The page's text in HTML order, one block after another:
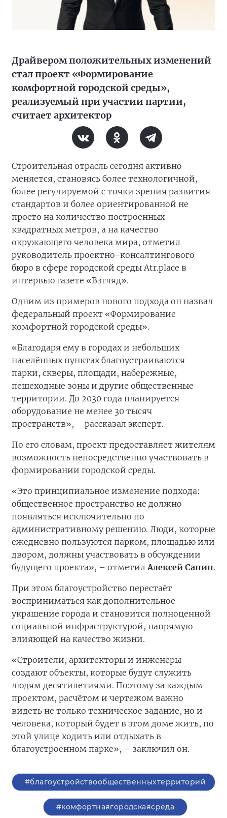
Драйвером положительных изменений
стал проект «Формирование
комфортной городской среды»,
реализуемый при участии партии,
считает архитектор
Строительная отрасль сегодня активно
меняется, становясь более технологичной,
более регулируемой с точки зрения развития
стандартов и более ориентированной не
просто на количество построенных
квадратных метров, а на качество
окружающего человека мира, отметил
руководитель проектно-консалтингового
бюро в сфере городской среды Atr.place в
интервью газете «Взгляд».
Одним из примеров нового подхода он назвал
федеральный проект «Формирование
комфортной городской среды».
«Благодаря ему в городах и небольших
населённых пунктах благоустраиваются
парки, скверы, площади, набережные,
пешеходные зоны и другие общественные
территории. До 2030 года планируется
оборудование не менее 30 тысяч
пространств», – рассказал эксперт.
По его словам, проект предоставляет жителям
возможность непосредственно участвовать в
формировании городской среды.
«Это принципиальное изменение подхода:
общественное пространство не должно
появляться исключительно по
административному решению. Люди, которые
ежедневно пользуются парком, площадью или
двором, должны участвовать в обсуждении
будущего проекта», – отметилАлексей Санин.
При этом благоустройство перестаёт
восприниматься как дополнительное
украшение города и становится полноценной
социальной инфраструктурой, напрямую
влияющей на качество жизни.
«Строители, архитекторы и инженеры
создают объекты, которые будут служить
людям десятилетиями. Поэтому за каждым
проектом, расчётом и чертежом важно
видеть не только техническое задание, но и
человека, который будет в этом доме жить, по
этой улице ходить или отдыхать в
благоустроенном парке», – заключил он.
#благоустройствообщественныхтерриторий
#комфортнаягородскаясреда